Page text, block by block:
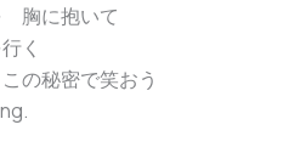
胸に抱いて
く
の秘密で笑おう